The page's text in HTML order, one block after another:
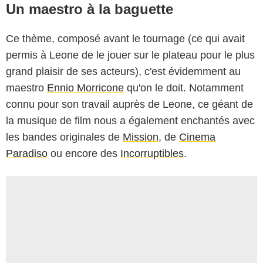
Un maestro à la baguette
Ce thème, composé avant le tournage (ce qui avait
permis à Leone de le jouer sur le plateau pour le plus
grand plaisir de ses acteurs), c'est évidemment au
maestro Ennio Morricone qu'on le doit. Notamment
connu pour son travail auprès de Leone, ce géant de
la musique de film nous a également enchantés avec
les bandes originales de Mission, de Cinema
Paradiso ou encore des Incorruptibles.